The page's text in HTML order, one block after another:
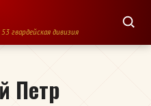
гвардейская дивизия
Петр